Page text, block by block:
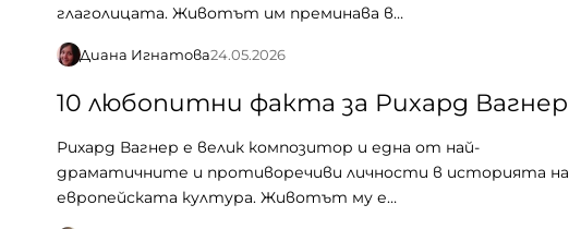
глаголицата. Животът им преминава в…
Диана Игнатова24.05.2026
10 любопитни факта за Рихард Вагнер
Рихард Вагнер е велик композитор и една от най-
драматичните и противоречиви личности в историята на
европейската култура. Животът му е…